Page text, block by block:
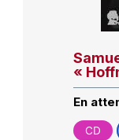
«
En
CD